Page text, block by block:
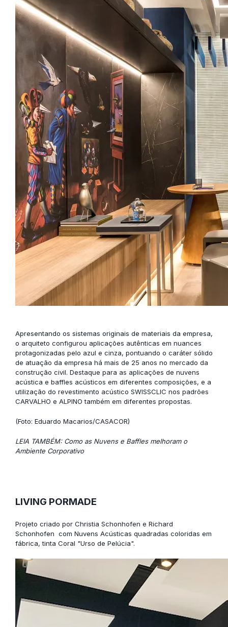
Apresentando os sistemas originais de materiais da empresa,
o arquiteto configurou aplicações autênticas em nuances
protagonizadas pelo azul e cinza, pontuando o caráter sólido
de atuação da empresa há mais de 25 anos no mercado da
construção civil. Destaque para as aplicações de nuvens
acústica e baffles acústicos em diferentes composições, e a
utilização do revestimento acústico SWISSCLIC nos padrões
CARVALHO e ALPINO também em diferentes propostas.
(Foto: Eduardo Macarios/CASACOR)
LEIA TAMBÉM: Como as Nuvens e Baffles melhoram o
Ambiente Corporativo
LIVING PORMADE
Projeto criado por Christia Schonhofen e Richard
Schonhofen com Nuvens Acústicas quadradas coloridas em
fábrica, tinta Coral "Urso de Pelúcia".